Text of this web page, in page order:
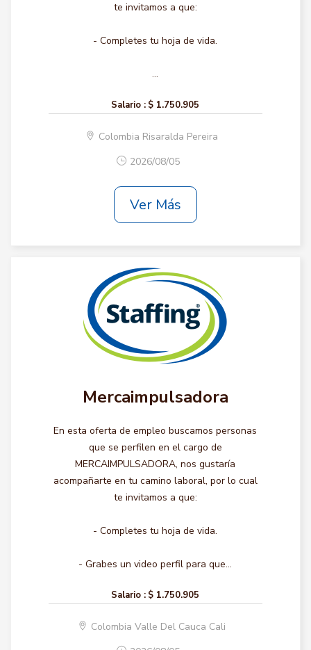
te invitamos a que:
- Completes tu hoja de vida.
...
Salario : $ 1.750.905
Colombia Risaralda Pereira
2026/08/05
Ver Más
Mercaimpulsadora
En esta oferta de empleo buscamos personas
que se perfilen en el cargo de
MERCAIMPULSADORA, nos gustaría
acompañarte en tu camino laboral, por lo cual
te invitamos a que:
- Completes tu hoja de vida.
- Grabes un video perfil para que...
Salario : $ 1.750.905
Colombia Valle Del Cauca Cali